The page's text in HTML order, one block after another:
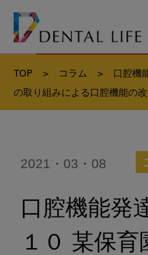
TOP > コラム >
口腔機
の取り組みによる口腔機能の
2021・03・08
口腔機能発
１０ 某保